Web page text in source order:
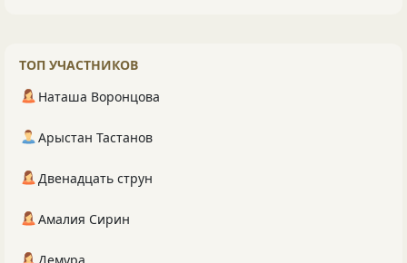
ТОП УЧАСТНИКОВ
Наташа Воронцова
Арыстан Тастанов
Двенадцать струн
Амалия Сирин